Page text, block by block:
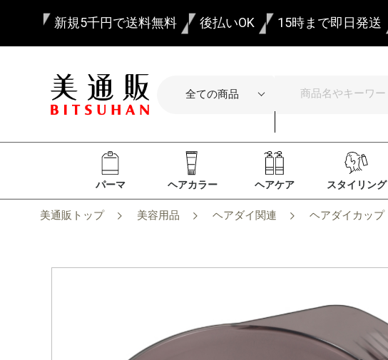
新規5千円で送料無料 後払いOK 15時まで即日発送
パーマ ヘアカラー ヘアケア スタイリング
美通販トップ 美容用品 ヘアダイ関連 ヘアダイカップ